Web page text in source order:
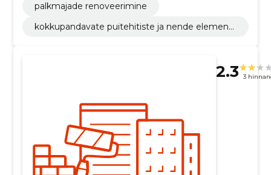
palkmajade renoveerimine
kokkupandavate puitehitiste ja nende elementi
2.3 3